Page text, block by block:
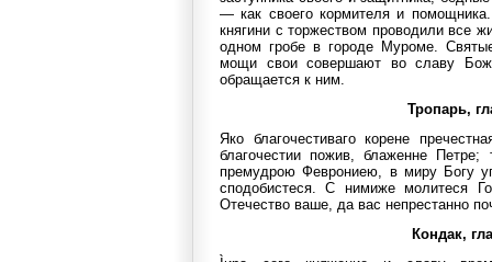
— как своего кормителя и
княгини с торжеством проводили все
одном гробе в городе Муроме.
мощи свои совершают во славу
обращается к ним.
Тропарь,
Яко благочестиваго корене
благочестии пожив, блаженне
премудрою Феврониею, в миру Богу
сподобистеся. С нимиже молитеся
Отечество ваше, да вас непрестанно
Кондак,